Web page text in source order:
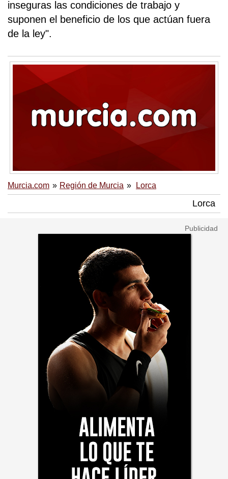
inseguras las condiciones de trabajo y
suponen el beneficio de los que actúan fuera
de la ley".
Murcia.com Región de Murcia Lorca
Lorca